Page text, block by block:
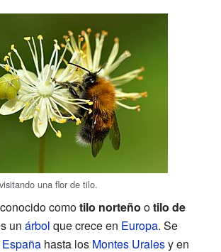
una flor de tilo.
comotilo norteño otilo de
un árbol que crece en Europa. Se
España hasta los Montes Uralesy en